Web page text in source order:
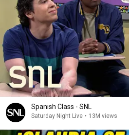
Spanish Class - SNL
Saturday Night Live • 13M views